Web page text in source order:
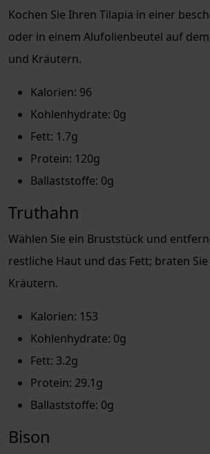
Kochen Sie Ihren Tilapia in einer
oder in einem Alufolienbeutel auf
und Kräutern.
Kalorien: 96
Kohlenhydrate: 0g
Fett: 1.7g
Protein: 120g
Ballaststoffe: 0g
Truthahn
Wählen Sie ein Bruststück und
restliche Haut und das Fett; braten
Kräutern.
Kalorien: 153
Kohlenhydrate: 0g
Fett: 3.2g
Protein: 29.1g
Ballaststoffe: 0g
Bison